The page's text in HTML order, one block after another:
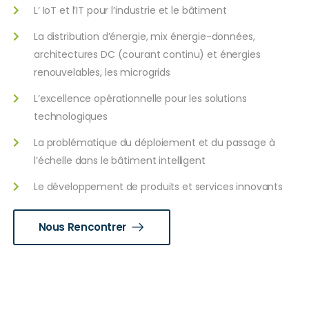
L’ IoT et l’IT pour l’industrie et le bâtiment
La distribution d’énergie, mix énergie-données,
architectures DC (courant continu) et énergies
renouvelables, les microgrids
L’excellence opérationnelle pour les solutions
technologiques
La problématique du déploiement et du passage à
l’échelle dans le bâtiment intelligent
Le développement de produits et services innovants
Nous Rencontrer